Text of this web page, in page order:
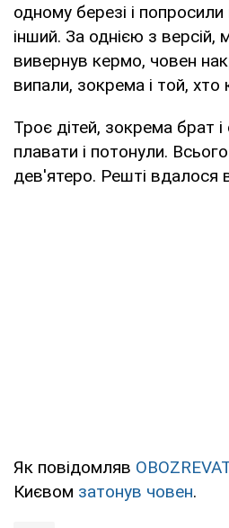
одному березі і попросили
інший. За однією з версій,
вивернув кермо, човен
випали, зокрема і той,
Троє дітей, зокрема брат
плавати і потонули.
дев'ятеро. Решті вдалося
Як повідомляв
Києвом затонув човен.